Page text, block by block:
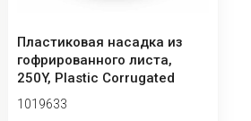
Пластиковая насадка из
гофрированного листа,
250Y, Plastic Corrugated
Plate P...
1019633